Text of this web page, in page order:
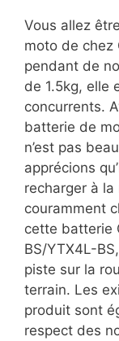
Vous allez
moto de chez
pendant de
de 1.5kg, elle
concurrents.
batterie de
n’est pas
apprécions
recharger à
couramment
cette batterie
BS/YTX4L-
piste sur la
terrain. Les
produit sont
respect des